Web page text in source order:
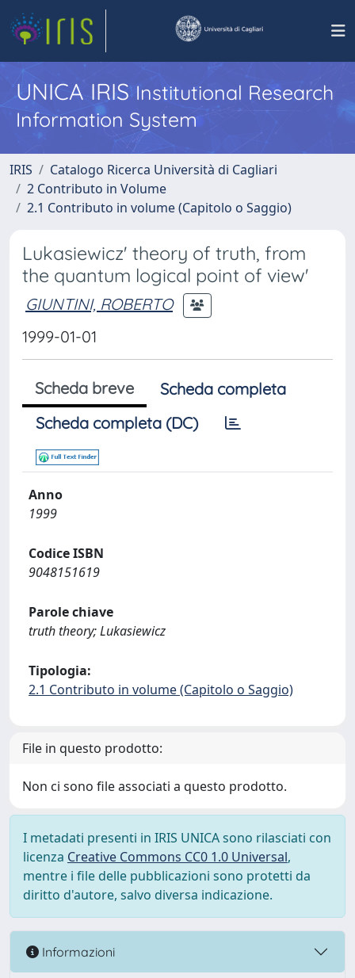
UNICA IRISInstitutional Research
Information System
IRIS
Catalogo Ricerca Università di Cagliari
2 Contributo in Volume
2.1 Contributo in volume (Capitolo o Saggio)
Lukasiewicz' theory of truth, from
the quantum logical point of view'
GIUNTINI, ROBERTO
1999-01-01
Scheda breve
Scheda completa
Scheda completa (DC)
Anno
1999
Codice ISBN
9048151619
Parole chiave
truth theory; Lukasiewicz
Tipologia:
2.1 Contributo in volume (Capitolo o Saggio)
File in questo prodotto:
Non ci sono file associati a questo prodotto.
I metadati presenti in IRIS UNICA sono rilasciati con
licenza Creative Commons CC0 1.0 Universal,
mentre i file delle pubblicazioni sono protetti da
diritto d'autore, salvo diversa indicazione.
Informazioni